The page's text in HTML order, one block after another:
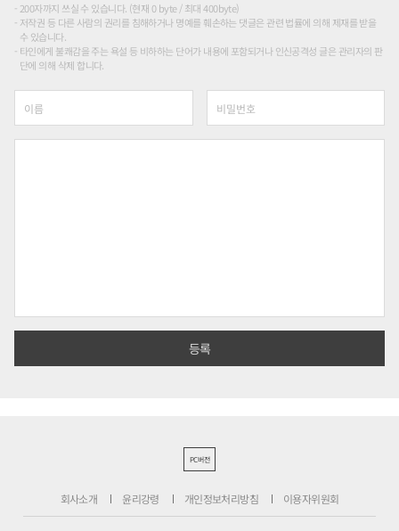
200자까지 쓰실 수 있습니다. (현재 0 byte / 최대 400byte)
저작권 등 다른 사람의 권리를 침해하거나 명예를 훼손하는 댓글은 관련 법률에 의해 제재를 받을
수 있습니다.
타인에게 불쾌감을 주는 욕설 등 비하하는 단어가 내용에 포함되거나 인신공격성 글은 관리자의 판
단에 의해 삭제 합니다.
PC버전
회사소개 윤리강령 개인정보처리방침 이용자위원회